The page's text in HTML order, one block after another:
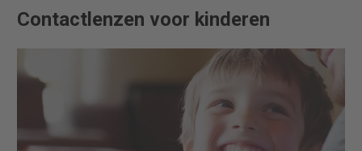
Contactlenzen voor kinderen